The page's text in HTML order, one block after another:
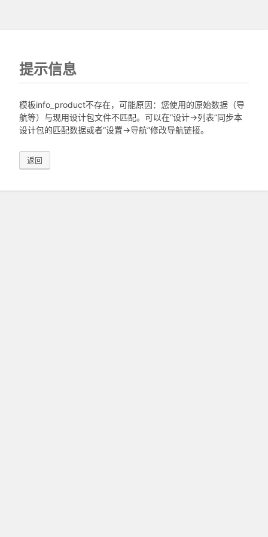
提示信息
模板info_product不存在，可能原因：您使用的原始数据（导
航等）与现用设计包文件不匹配。可以在“设计->列表”同步本
设计包的匹配数据或者“设置->导航”修改导航链接。
返回